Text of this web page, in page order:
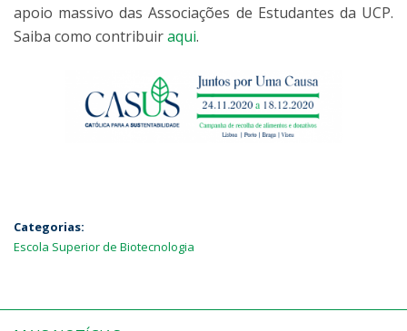
apoio massivo das Associações de Estudantes da UCP.
Saiba como contribuiraqui.
Categorias:
Escola Superior de Biotecnologia